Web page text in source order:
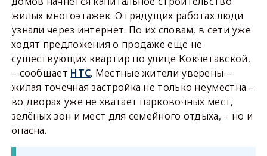
жилых многоэтажек. О грядущих работах люди
узнали через интернет. По их словам, в сети уже
ходят предложения о продаже ещё не
существующих квартир по улице Кокчетавской,
– сообщает НТС. Местные жители уверены –
жилая точечная застройка не только неуместна –
во дворах уже не хватает парковочных мест,
зелёных зон и мест для семейного отдыха, – но и
опасна.